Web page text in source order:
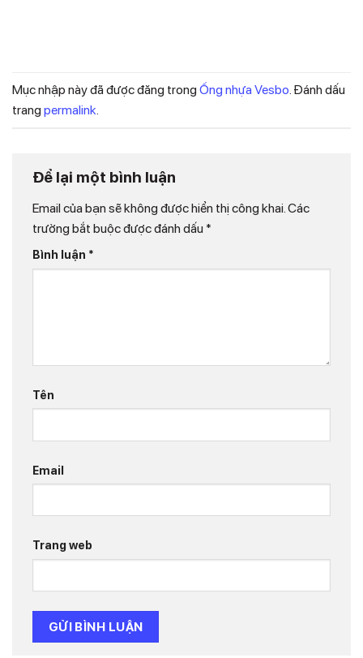
Mục nhập này đã được đăng trong Ống nhựa Vesbo . Đánh dấu
trang permalink
Để lại một bình luận
Email của bạn sẽ không được hiển thị công khai.Các
trường bắt buộc được đánh dấu *
Bình luận *
Tên
Email
Trang web